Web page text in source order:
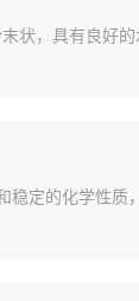
状，具有良好
稳定的化学性质